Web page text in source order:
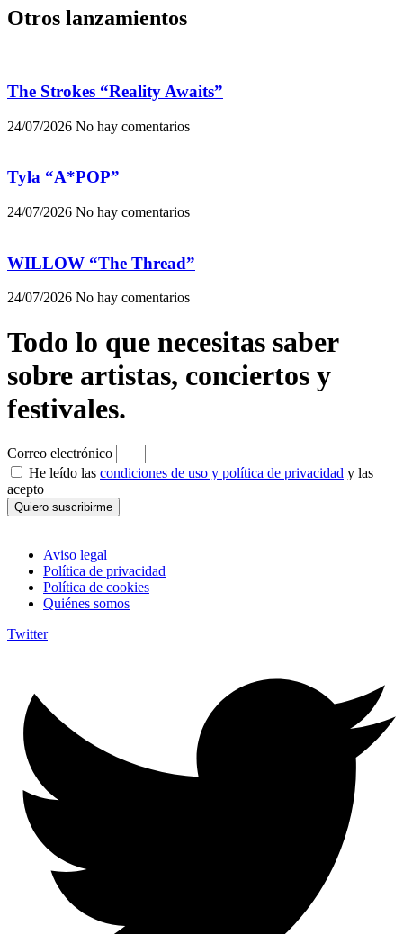
Otros lanzamientos
The Strokes “Reality Awaits”
24/07/2026 No hay comentarios
Tyla “A*POP”
24/07/2026 No hay comentarios
WILLOW “The Thread”
24/07/2026 No hay comentarios
Todo lo que necesitas saber
sobre artistas, conciertos y
festivales.
Correo electrónico
He leído las condiciones de uso y política de privacidad y las
acepto
Quiero suscribirme
Aviso legal
Política de privacidad
Política de cookies
Quiénes somos
Twitter